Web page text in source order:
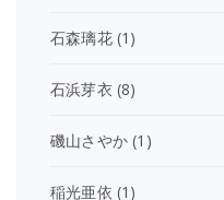
石森璃花(1)
石浜芽衣 (8)
磯山さやか (1)
稲光亜依 (1)